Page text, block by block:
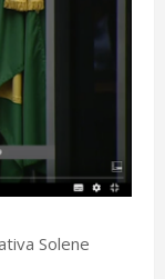
Solene